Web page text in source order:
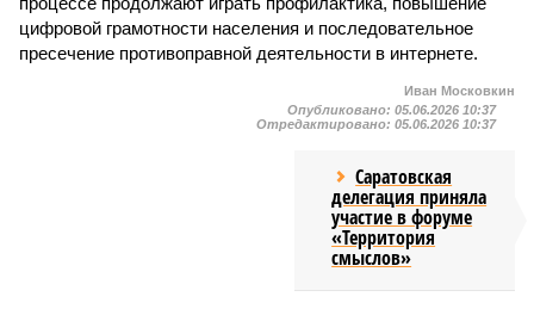
цифровой грамотности населения и последовательное
пресечение противоправной деятельности в интернете.
Иван Московкин
Опубликовано: 05.06.2026 10:37
Отредактировано: 05.06.2026 10:37
Саратовская
делегация приняла
участие в форуме
«Территория
смыслов»